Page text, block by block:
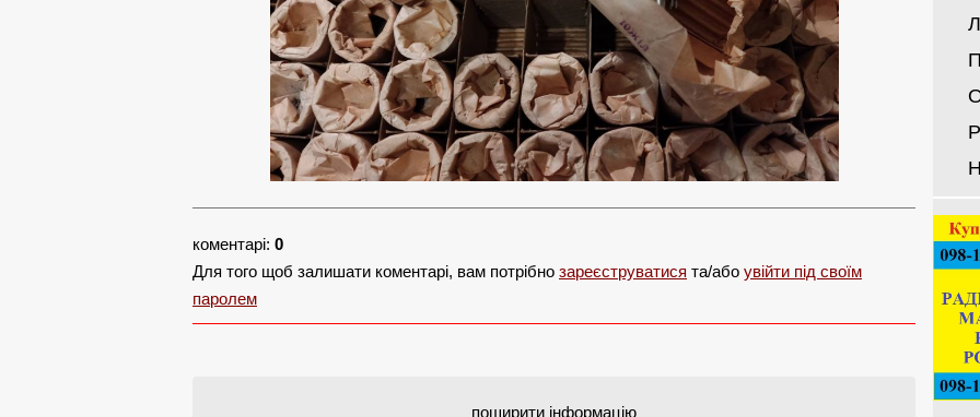
коментарі: 0
Для того щоб залишати коментарі, вам потрібно зареєструватися та/або увійти під своїм
паролем
поширити інформацію